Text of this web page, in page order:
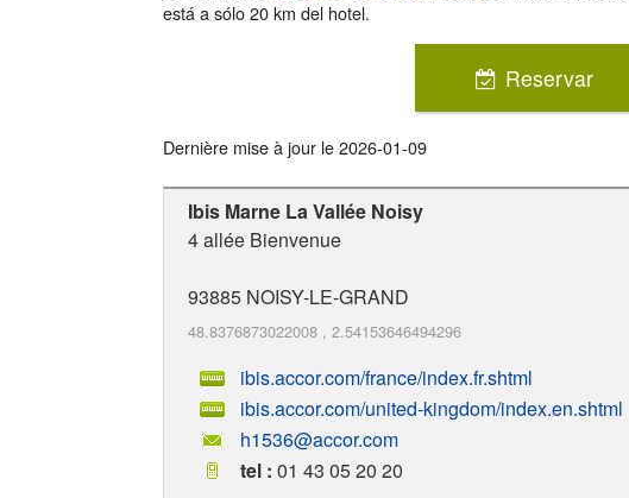
está a sólo 20 km del hotel.
Reservar
Dernière mise à jour le2026-01-09
Ibis Marne La Vallée Noisy
4 allée Bienvenue
93885 NOISY-LE-GRAND
48.8376873022008 , 2.54153646494296
ibis.accor.com/france/index.fr.shtml
ibis.accor.com/united-kingdom/index.en.shtml
h1536@accor.com
tel : 01 43 05 20 20